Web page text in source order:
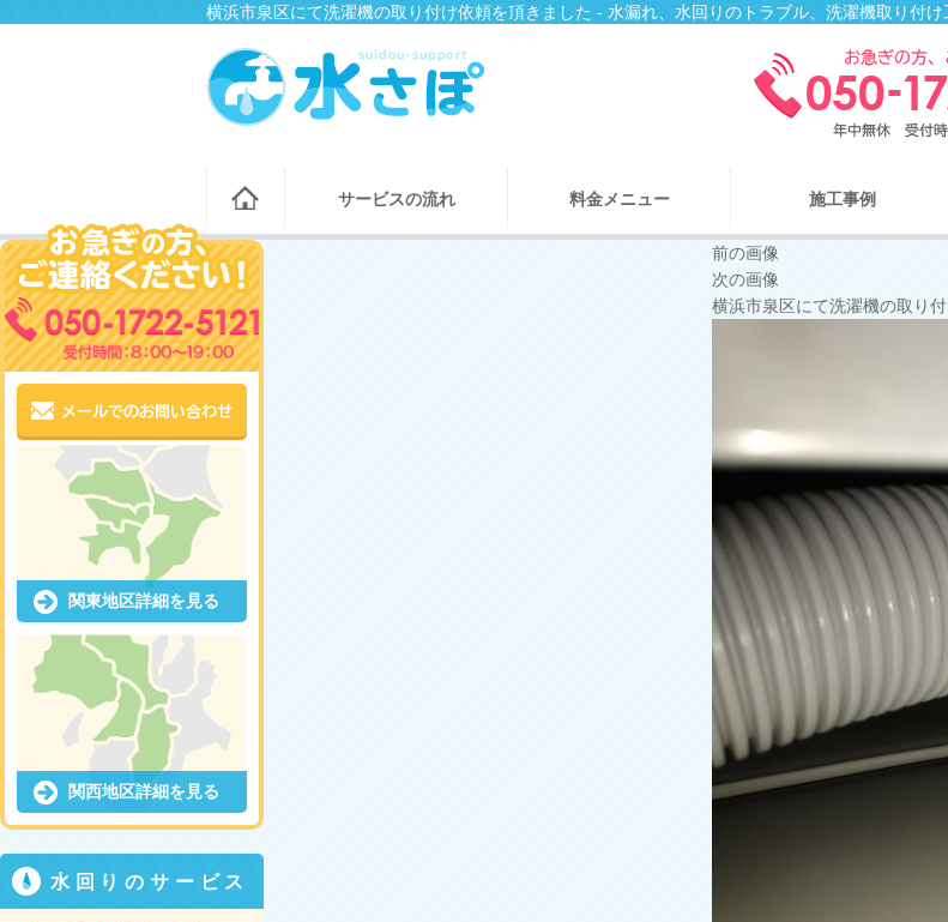
横浜市泉区にて洗濯機の取り付け依頼を頂きました - 水漏れ、水回りのトラブル、洗濯機取り付け
サービスの流れ 料金メニュー 施工事例
前の画像
次の画像
横浜市泉区にて洗濯機の取り
関東地区詳細を見る
関西地区詳細を見る
水回りのサービス